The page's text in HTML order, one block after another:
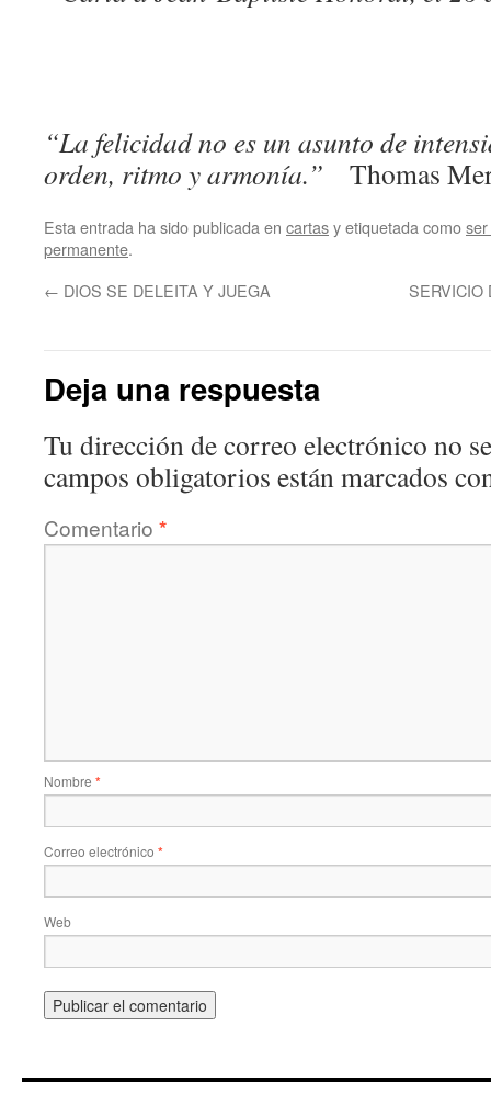
“La felicidad no es un asunto de
orden, ritmo y armonía.” Thomas
Esta entrada ha sido publicada en cartasy etiquetada como
permanente.
← DIOS SE DELEITA Y JUEGA SERVICIO
Deja una respuesta
Tu dirección de correo electrónico no
campos obligatorios están marcados
Comentario *
Nombre *
Correo electrónico *
Web